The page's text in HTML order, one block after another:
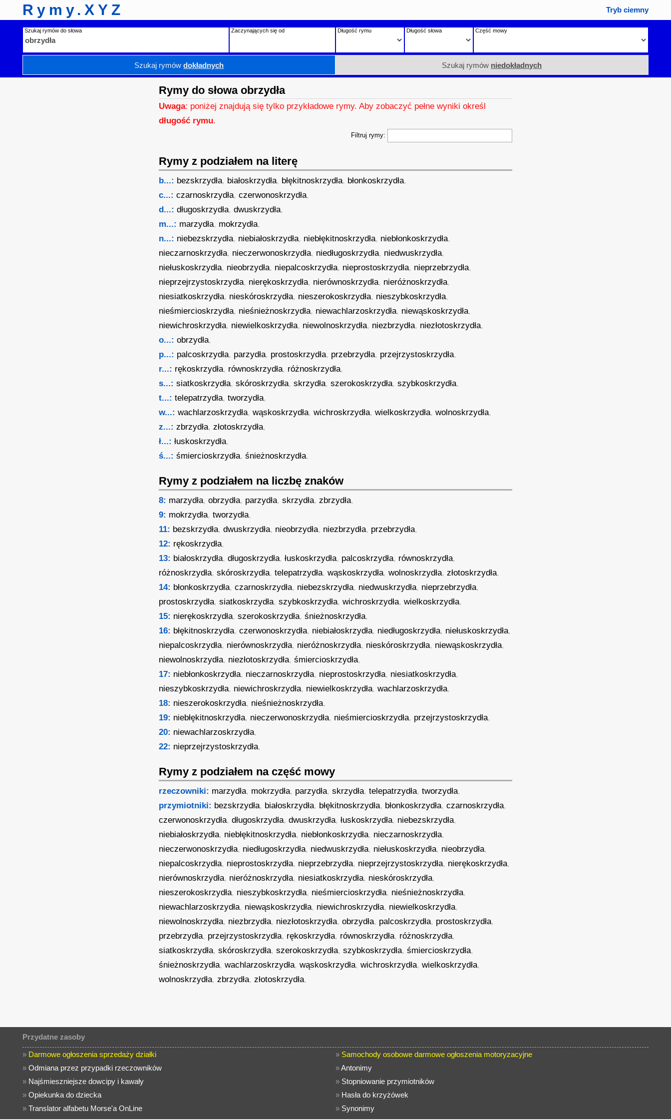
Rymy.XYZ Tryb ciemny
Szukaj rymów do słowa Zaczynających się od Długość rymu Długość słowa Część mowy
Szukaj rymówdokładnych Szukaj rymów niedokładnych
Rymy do słowa obrzydła
Uwaga: poniżej znajdują się tylko przykładowe rymy. Aby zobaczyć pełne wyniki określ
długość rymu.
Filtruj rymy:
Rymy z podziałem na literę
b...: bezskrzydła, białoskrzydła, błękitnoskrzydła, błonkoskrzydła,
c...: czarnoskrzydła,czerwonoskrzydła,
d...: długoskrzydła,dwuskrzydła,
m...: marzydła, mokrzydła,
n...: niebezskrzydła, niebiałoskrzydła, niebłękitnoskrzydła, niebłonkoskrzydła,
nieczarnoskrzydła, nieczerwonoskrzydła, niedługoskrzydła, niedwuskrzydła,
niełuskoskrzydła, nieobrzydła, niepalcoskrzydła, nieprostoskrzydła, nieprzebrzydła,
nieprzejrzystoskrzydła, nierękoskrzydła, nierównoskrzydła, nieróżnoskrzydła,
niesiatkoskrzydła, nieskóroskrzydła, nieszerokoskrzydła, nieszybkoskrzydła,
nieśmiercioskrzydła, nieśnieżnoskrzydła, niewachlarzoskrzydła, niewąskoskrzydła,
niewichroskrzydła, niewielkoskrzydła, niewolnoskrzydła, niezbrzydła, niezłotoskrzydła,
o...: obrzydła,
p...: palcoskrzydła, parzydła, prostoskrzydła, przebrzydła, przejrzystoskrzydła,
r...: rękoskrzydła, równoskrzydła, różnoskrzydła,
s...: siatkoskrzydła,skóroskrzydła,skrzydła,szerokoskrzydła,szybkoskrzydła,
t...: telepatrzydła,tworzydła,
w...: wachlarzoskrzydła,wąskoskrzydła,wichroskrzydła,wielkoskrzydła,wolnoskrzydła,
z...: zbrzydła,złotoskrzydła,
ł...: łuskoskrzydła,
ś...: śmiercioskrzydła,śnieżnoskrzydła,
Rymy z podziałem na liczbę znaków
8: marzydła,obrzydła, parzydła,skrzydła,zbrzydła,
9: mokrzydła,tworzydła,
11: bezskrzydła,dwuskrzydła, nieobrzydła, niezbrzydła, przebrzydła,
12: rękoskrzydła,
13: białoskrzydła,długoskrzydła,łuskoskrzydła, palcoskrzydła, równoskrzydła,
różnoskrzydła,skóroskrzydła,telepatrzydła,wąskoskrzydła,wolnoskrzydła,złotoskrzydła,
14: błonkoskrzydła,czarnoskrzydła, niebezskrzydła, niedwuskrzydła, nieprzebrzydła,
prostoskrzydła,siatkoskrzydła,szybkoskrzydła,wichroskrzydła,wielkoskrzydła,
15: nierękoskrzydła,szerokoskrzydła,śnieżnoskrzydła,
16: błękitnoskrzydła,czerwonoskrzydła, niebiałoskrzydła, niedługoskrzydła, niełuskoskrzydła,
niepalcoskrzydła, nierównoskrzydła, nieróżnoskrzydła, nieskóroskrzydła, niewąskoskrzydła,
niewolnoskrzydła, niezłotoskrzydła,śmiercioskrzydła,
17: niebłonkoskrzydła, nieczarnoskrzydła, nieprostoskrzydła, niesiatkoskrzydła,
nieszybkoskrzydła, niewichroskrzydła, niewielkoskrzydła,wachlarzoskrzydła,
18: nieszerokoskrzydła, nieśnieżnoskrzydła,
19: niebłękitnoskrzydła, nieczerwonoskrzydła, nieśmiercioskrzydła, przejrzystoskrzydła,
20: niewachlarzoskrzydła,
22: nieprzejrzystoskrzydła,
Rymy z podziałem na część mowy
rzeczowniki: marzydła, mokrzydła, parzydła,skrzydła,telepatrzydła,tworzydła,
przymiotniki: bezskrzydła, białoskrzydła, błękitnoskrzydła, błonkoskrzydła,czarnoskrzydła,
czerwonoskrzydła,długoskrzydła,dwuskrzydła,łuskoskrzydła, niebezskrzydła,
niebiałoskrzydła, niebłękitnoskrzydła, niebłonkoskrzydła, nieczarnoskrzydła,
nieczerwonoskrzydła, niedługoskrzydła, niedwuskrzydła, niełuskoskrzydła, nieobrzydła,
niepalcoskrzydła, nieprostoskrzydła, nieprzebrzydła, nieprzejrzystoskrzydła, nierękoskrzydła,
nierównoskrzydła, nieróżnoskrzydła, niesiatkoskrzydła, nieskóroskrzydła,
nieszerokoskrzydła, nieszybkoskrzydła, nieśmiercioskrzydła, nieśnieżnoskrzydła,
niewachlarzoskrzydła, niewąskoskrzydła, niewichroskrzydła, niewielkoskrzydła,
niewolnoskrzydła, niezbrzydła, niezłotoskrzydła,obrzydła, palcoskrzydła, prostoskrzydła,
przebrzydła, przejrzystoskrzydła, rękoskrzydła, równoskrzydła, różnoskrzydła,
siatkoskrzydła,skóroskrzydła,szerokoskrzydła,szybkoskrzydła,śmiercioskrzydła,
śnieżnoskrzydła,wachlarzoskrzydła,wąskoskrzydła,wichroskrzydła,wielkoskrzydła,
wolnoskrzydła,zbrzydła,złotoskrzydła,
Przydatne zasoby
» Darmowe ogłoszenia sprzedaży działki » Samochody osobowe darmowe ogłoszenia motoryzacyjne
»Odmiana przez przypadki rzeczowników »Antonimy
» Najśmieszniejsze dowcipy i kawały » Stopniowanie przymiotników
»Opiekunka do dziecka » Hasła do krzyżówek
»Translator alfabetu Morse'a OnLine » Synonimy